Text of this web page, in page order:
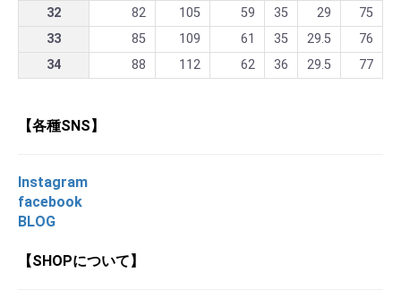
32
82 105 59 35 29
75
33
85 109 61 35 29.5
76
34
88 112 62 36 29.5 77
【各種SNS】
Instagram
facebook
BLOG
【SHOPについて】